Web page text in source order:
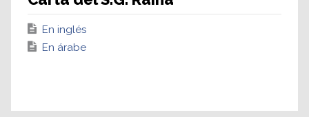
En inglés
En árabe